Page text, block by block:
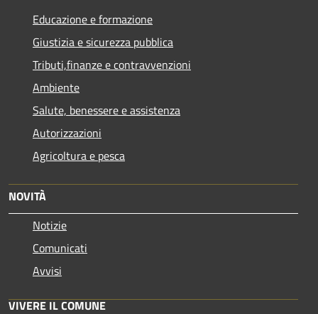
Educazione e formazione
Giustizia e sicurezza pubblica
Tributi,finanze e contravvenzioni
Ambiente
Salute, benessere e assistenza
Autorizzazioni
Agricoltura e pesca
NOVITÀ
Notizie
Comunicati
Avvisi
VIVERE IL COMUNE